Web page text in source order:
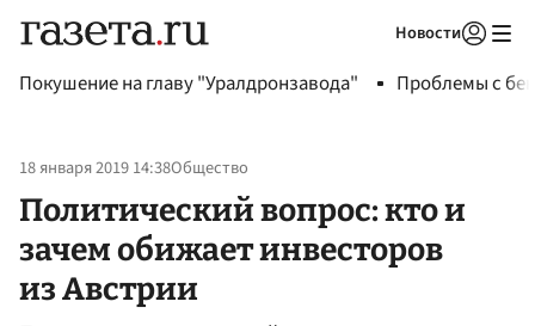
Новости
Покушение на главу "Уралдронзавода" Проблемы с
18 января 2019 14:38Общество
Политический вопрос: кто и
зачем обижает инвесторов
из Австрии